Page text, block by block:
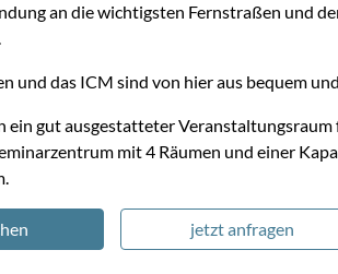
an die wichtigsten Fernstraßen und
und das ICM sind von hier aus bequem
ein gut ausgestatteter Veranstaltungsraum
mit 4 Räumen und einer
jetzt anfragen